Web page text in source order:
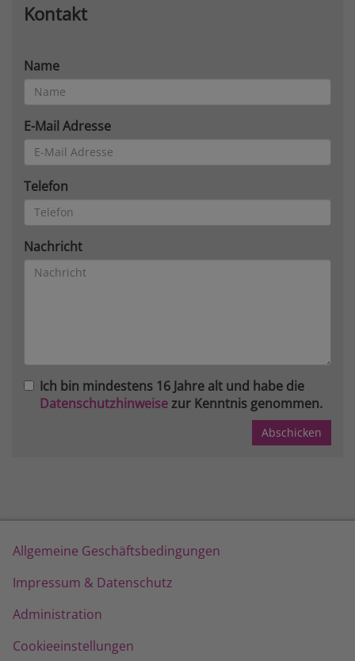
Kontakt
Name
E-Mail Adresse
Telefon
Nachricht
Ich bin mindestens 16 Jahre alt und habe die
Datenschutzhinweisezur Kenntnis genommen.
Allgemeine Geschäftsbedingungen
Impressum & Datenschutz
Administration
Cookieeinstellungen